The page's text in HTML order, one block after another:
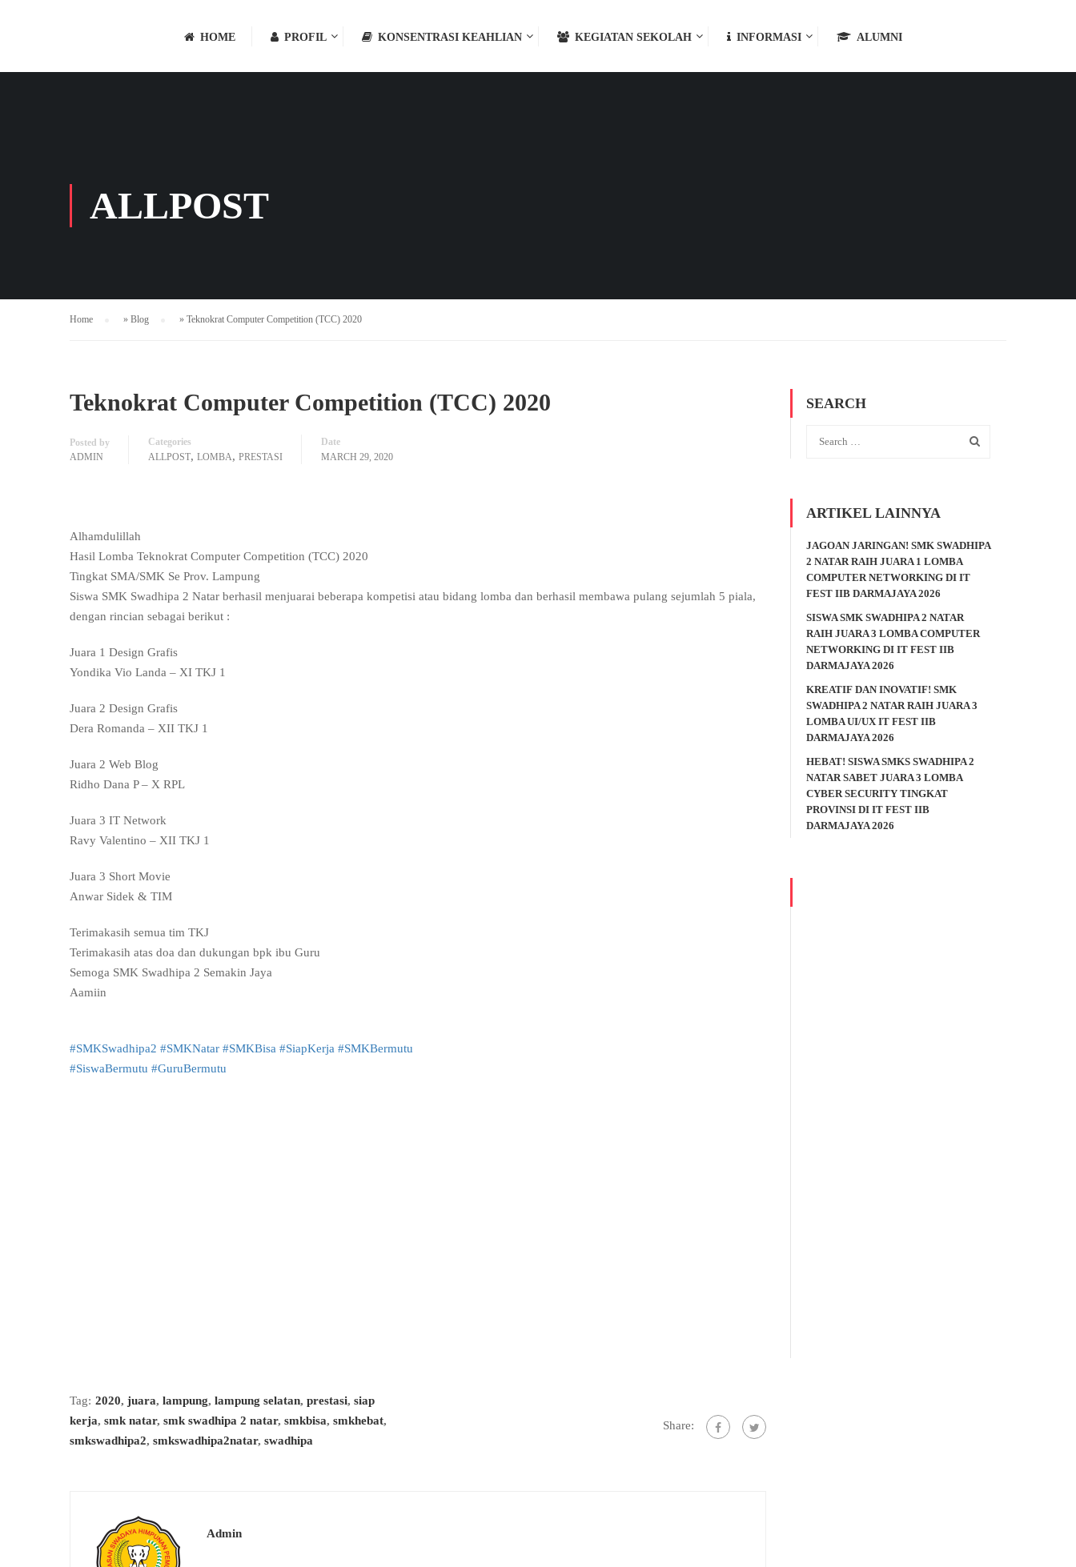
HOME PROFIL KONSENTRASI KEAHLIAN KEGIATAN SEKOLAH INFORMASI ALUMNI
ALLPOST
Home » Blog » Teknokrat Computer Competition (TCC) 2020
Teknokrat Computer Competition (TCC) 2020
Posted by
ADMIN
Categories
ALLPOST, LOMBA, PRESTASI
Date
MARCH 29, 2020
Alhamdulillah
Hasil Lomba Teknokrat Computer Competition (TCC) 2020
Tingkat SMA/SMK Se Prov. Lampung
Siswa SMK Swadhipa 2 Natar berhasil menjuarai beberapa kompetisi atau bidang lomba dan berhasil membawa pulang sejumlah 5 piala,
dengan rincian sebagai berikut :
Juara 1 Design Grafis
Yondika Vio Landa – XI TKJ 1
Juara 2 Design Grafis
Dera Romanda – XII TKJ 1
Juara 2 Web Blog
Ridho Dana P – X RPL
Juara 3 IT Network
Ravy Valentino – XII TKJ 1
Juara 3 Short Movie
Anwar Sidek & TIM
Terimakasih semua tim TKJ
Terimakasih atas doa dan dukungan bpk ibu Guru
Semoga SMK Swadhipa 2 Semakin Jaya
Aamiin
#SMKSwadhipa2 #SMKNatar #SMKBisa #SiapKerja #SMKBermutu
#SiswaBermutu #GuruBermutu
Tag: 2020, juara, lampung, lampung selatan, prestasi, siap
kerja, smk natar, smk swadhipa 2 natar, smkbisa, smkhebat,
smkswadhipa2, smkswadhipa2natar, swadhipa
Share:
Admin
SEARCH
ARTIKEL LAINNYA
JAGOAN JARINGAN! SMK SWADHIPA
2 NATAR RAIH JUARA 1 LOMBA
COMPUTER NETWORKING DI IT
FEST IIB DARMAJAYA 2026
SISWA SMK SWADHIPA 2 NATAR
RAIH JUARA 3 LOMBA COMPUTER
NETWORKING DI IT FEST IIB
DARMAJAYA 2026
KREATIF DAN INOVATIF! SMK
SWADHIPA 2 NATAR RAIH JUARA 3
LOMBA UI/UX IT FEST IIB
DARMAJAYA 2026
HEBAT! SISWA SMKS SWADHIPA 2
NATAR SABET JUARA 3 LOMBA
CYBER SECURITY TINGKAT
PROVINSI DI IT FEST IIB
DARMAJAYA 2026